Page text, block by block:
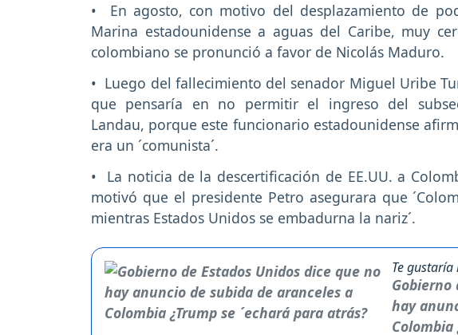
• En agosto, con motivo del desplazamiento de
Marina estadounidense a aguas del Caribe, muy
colombiano se pronunció a favor de Nicolás Maduro.
• Luego del fallecimiento del senador Miguel Uribe
que pensaría en no permitir el ingreso del
Landau, porque este funcionario estadounidense
era un ´comunista´.
• La noticia de la descertificación de EE.UU. a
motivó que el presidente Petro asegurara que
mientras Estados Unidos se embadurna la nariz´.
Te
Gobierno
hay
Colombia